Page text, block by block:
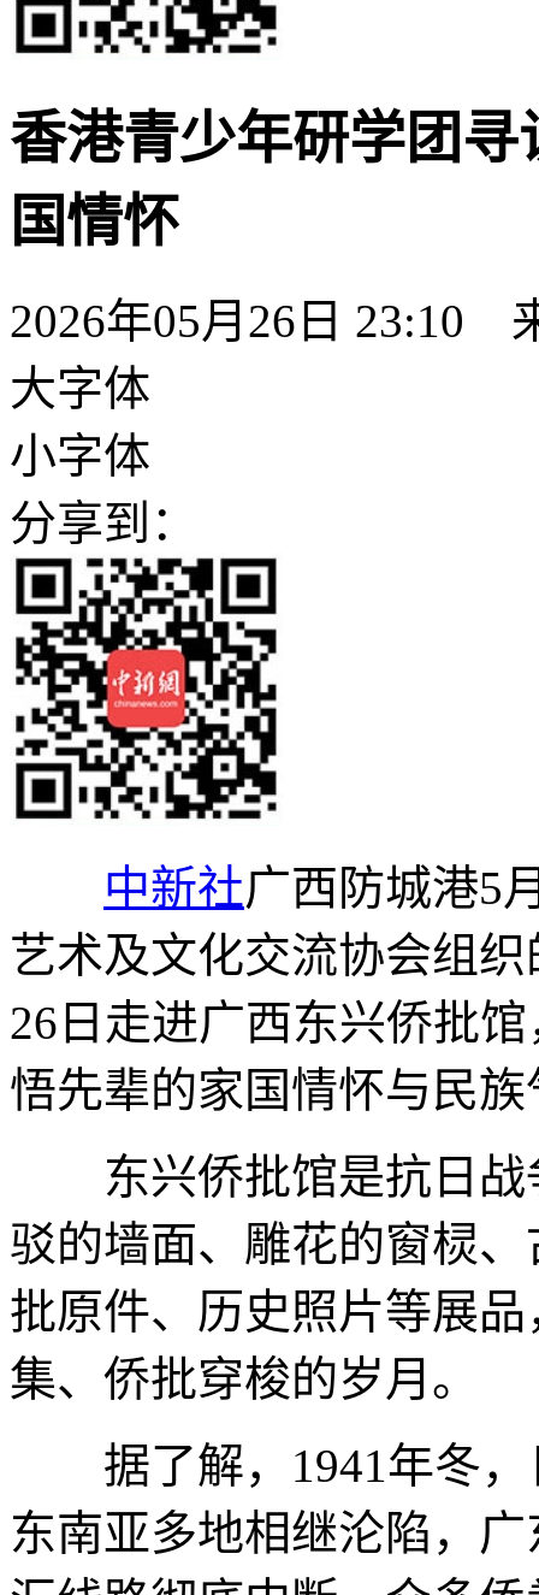
香港青少年研学团
国情怀
2026年05月26日 23:10
大字体
小字体
分享到：
中新社广西防城港5
艺术及文化交流协会组
26日走进广西东兴侨批
悟先辈的家国情怀与民族
东兴侨批馆是抗日战
驳的墙面、雕花的窗棂
批原件、历史照片等展
集、侨批穿梭的岁月。
据了解，1941年冬，
东南亚多地相继沦陷，